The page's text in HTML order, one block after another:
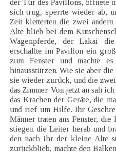
der Tür des Pavillons, öffnete
sich trug, sperrte wieder ab,
Zeit kletterten die zwei
Alte blieb bei dem
Wagenpferde, der Lakai
erschallte im Pavillon ein
zum Fenster und machte
hinausstürzen. Wie sie aber
sie wieder zurück, und die
das Zimmer. Von jetzt an sah
das Krachen der Geräte, die
und rief um Hilfe. Ihr
Männer traten ans Fenster,
stiegen die Leiter herab und
den nach ihr der kleine Alte
zurückblieb, machte den